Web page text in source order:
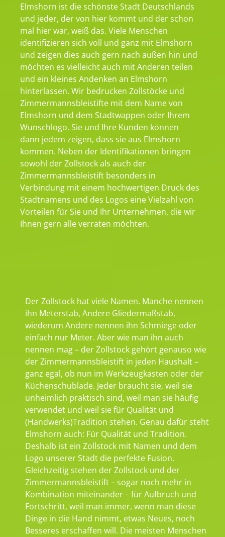
Elmshorn ist die schönste Stadt Deutschlands
und jeder, der von hier kommt und der schon
mal hier war, weiß das. Viele Menschen
identifizieren sich voll und ganz mit Elmshorn
und zeigen dies auch gern nach außen hin und
möchten es vielleicht auch mit Anderen teilen
und ein kleines Andenken an Elmshorn
hinterlassen. Wir bedrucken Zollstöcke und
Zimmermannsbleistifte mit dem Name von
Elmshorn und dem Stadtwappen oder Ihrem
Wunschlogo. Sie und Ihre Kunden können
dann jedem zeigen, dass sie aus Elmshorn
kommen. Neben der Identifikationen bringen
sowohl der Zollstock als auch der
Zimmermannsbleistift besonders in
Verbindung mit einem hochwertigen Druck des
Stadtnamens und des Logos eine Vielzahl von
Vorteilen für Sie und Ihr Unternehmen, die wir
Ihnen gern alle verraten möchten.
Der Zollstock hat viele Namen. Manche nennen
ihn Meterstab, Andere Gliedermaßstab,
wiederum Andere nennen ihn Schmiege oder
einfach nur Meter. Aber wie man ihn auch
nennen mag – der Zollstock gehört genauso wie
der Zimmermannsbleistift in jeden Haushalt –
ganz egal, ob nun im Werkzeugkasten oder der
Küchenschublade. Jeder braucht sie, weil sie
unheimlich praktisch sind, weil man sie häufig
verwendet und weil sie für Qualität und
(Handwerks)Tradition stehen. Genau dafür steht
Elmshorn auch: Für Qualität und Tradition.
Deshalb ist ein Zollstock mit Namen und dem
Logo unserer Stadt die perfekte Fusion.
Gleichzeitig stehen der Zollstock und der
Zimmermannsbleistift – sogar noch mehr in
Kombination miteinander – für Aufbruch und
Fortschritt, weil man immer, wenn man diese
Dinge in die Hand nimmt, etwas Neues, noch
Besseres erschaffen will. Die meisten Menschen